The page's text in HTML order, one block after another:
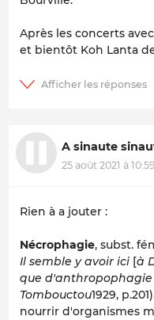
Après les concerts
et bientôt Koh Lanta
A sinaute
25 août 2021 à
Rien à a jouter :
Nécrophagie, subst.
Il semble y avoir ici [à
que d'anthropophagie
Tombouctou1929,
nourrir d'organismes